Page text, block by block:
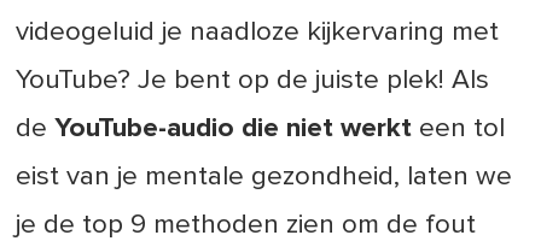
videogeluid je naadloze kijkervaring met
YouTube? Je bent op de juiste plek! Als
deYouTube-audio die niet werkt een tol
eist van je mentale gezondheid, laten we
je de top 9 methoden zien om de fout